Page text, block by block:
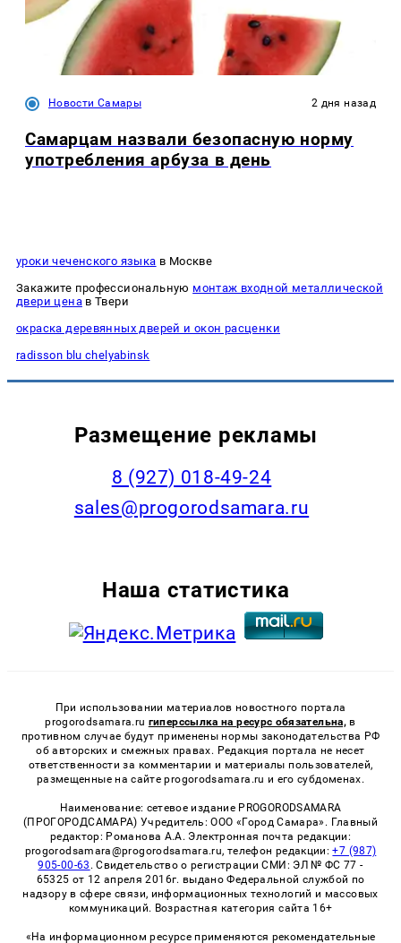
Новости Самары 2 дня назад
Самарцам назвали безопасную норму
употребления арбуза в день
уроки чеченского языка в Москве
Закажите профессиональную монтаж входной металлической
двери ценав Твери
окраска деревянных дверей и окон расценки
radisson blu chelyabinsk
Размещение рекламы
8 (927) 018-49-24
sales@progorodsamara.ru
Наша статистика
При использовании материалов новостного портала
progorodsamara.ru гиперссылка на ресурс обязательна, в
противном случае будут применены нормы законодательства РФ
об авторских и смежных правах. Редакция портала не несет
ответственности за комментарии и материалы пользователей,
размещенные на сайте progorodsamara.ru и его субдоменах.
Наименование: сетевое издание PROGORODSAMARA
(ПРОГОРОДСАМАРА) Учредитель: ООО «Город Самара». Главный
редактор: Романова А.А. Электронная почта редакции:
progorodsamara@progorodsamara.ru, телефон редакции:+7 (987)
905-00-63 . Свидетельство о регистрации СМИ: ЭЛ № ФС 77 -
65325 от 12 апреля 2016г. выдано Федеральной службой по
надзору в сфере связи, информационных технологий и массовых
коммуникаций. Возрастная категория сайта 16+
«На информационном ресурсе применяются рекомендательные